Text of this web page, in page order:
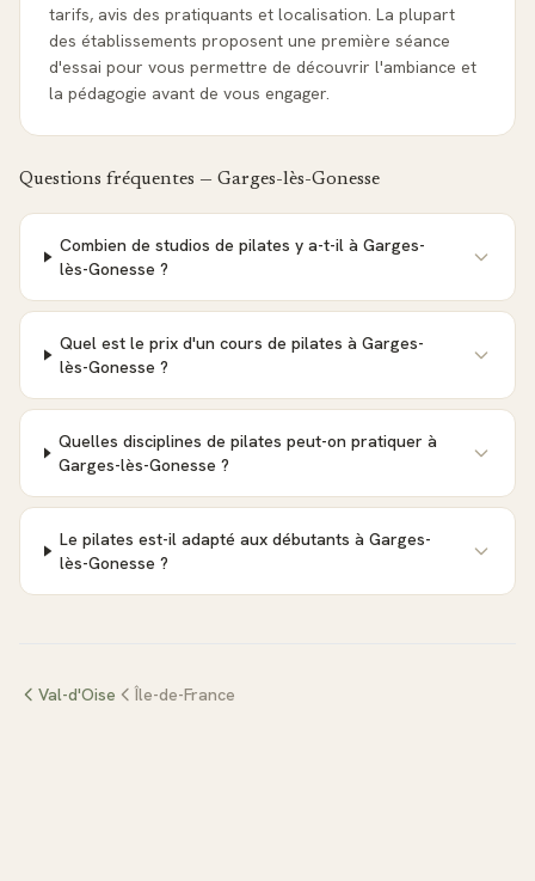
tarifs, avis des pratiquants et localisation. La plupart
des établissements proposent une première séance
d'essai pour vous permettre de découvrir l'ambiance et
la pédagogie avant de vous engager.
Questions fréquentes — Garges-lès-Gonesse
Combien de studios de pilates y a-t-il à Garges-
lès-Gonesse ?
Quel est le prix d'un cours de pilates à Garges-
lès-Gonesse ?
Quelles disciplines de pilates peut-on pratiquer à
Garges-lès-Gonesse ?
Le pilates est-il adapté aux débutants à Garges-
lès-Gonesse ?
Val-d'Oise Île-de-France